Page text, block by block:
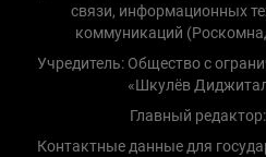
связи, информационных
коммуникаций
Учредитель: Общество с
«Шкулёв
Главный
Контактные данные для